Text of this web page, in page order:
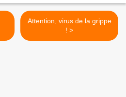
Attention, virus de la grippe
! >